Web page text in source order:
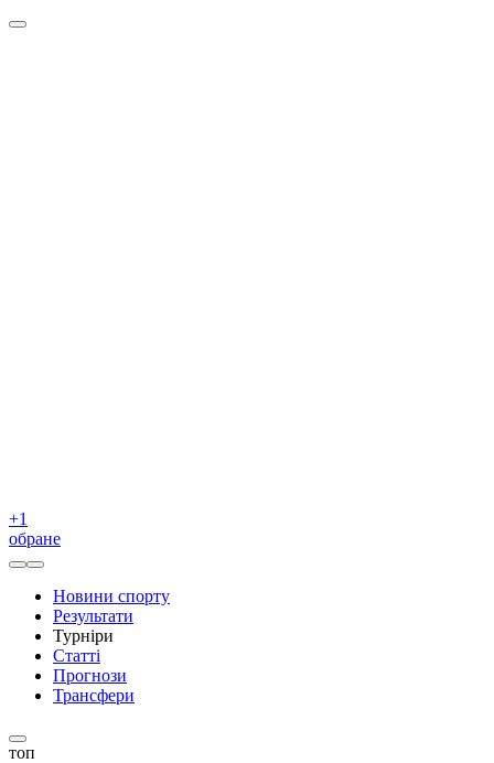
+1
обране
Новини спорту
Результати
Турніри
Статті
Прогнози
Трансфери
топ